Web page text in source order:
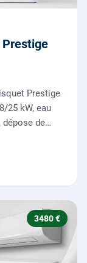
Prestige
Prestige
25 kW, eau
de
3480 €